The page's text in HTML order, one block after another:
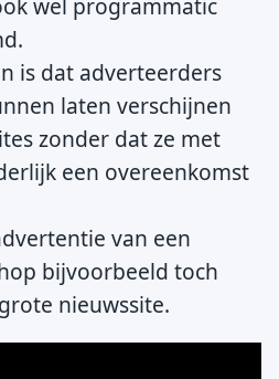
wel programmatic
is dat adverteerders
laten verschijnen
zonder dat ze met
een overeenkomst
van een
bijvoorbeeld toch
nieuwssite.